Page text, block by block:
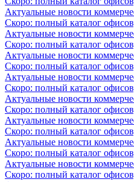
Актуальные новости
Скоро: полный каталог
Актуальные новости
Скоро: полный каталог
Актуальные новости
Скоро: полный каталог
Актуальные новости
Скоро: полный каталог
Актуальные новости
Скоро: полный каталог
Актуальные новости
Скоро: полный каталог
Актуальные новости
Скоро: полный каталог
Актуальные новости
Скоро: полный каталог